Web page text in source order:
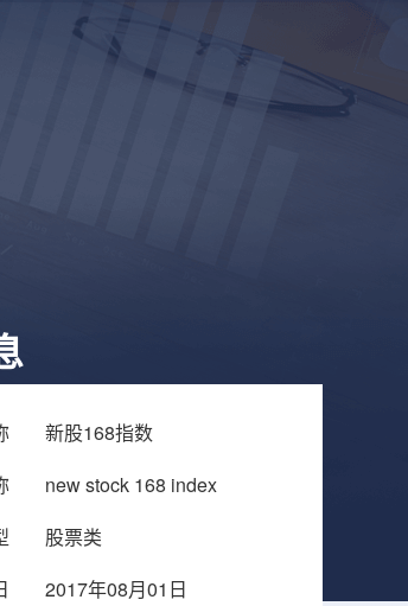
新股168指数
new stock 168 index
股票类
2017年08月01日